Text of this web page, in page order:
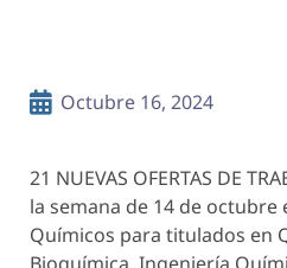
Octubre 16, 2024
21 NUEVAS OFERTAS DE
la semana de 14 de octubre
Químicos para titulados en